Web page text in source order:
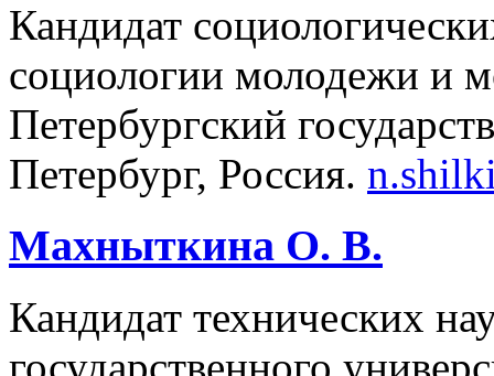
Кандидат
социологии молодежи и
Петербургский
Петербург, Россия.
Махныткина О. В.
Кандидат технических
государственного